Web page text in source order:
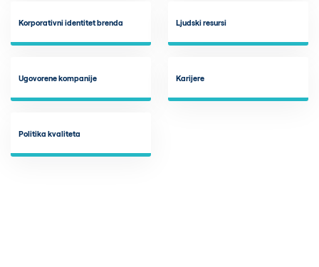
Korporativni identitet brenda Ljudski resursi
Ugovorene kompanije Karijere
Politika kvaliteta